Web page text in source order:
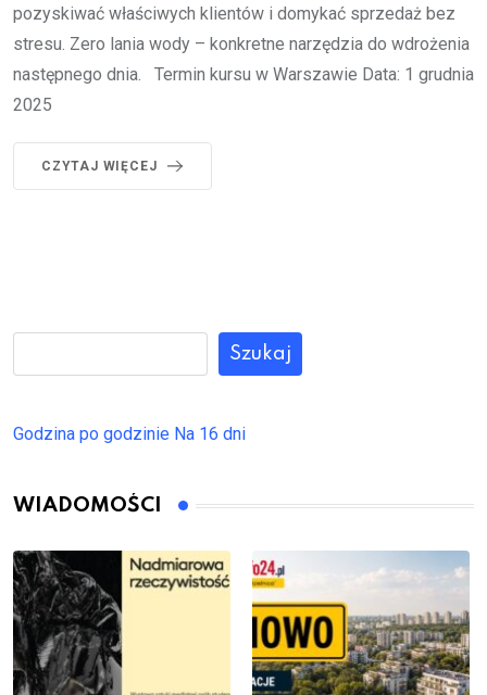
pozyskiwać właściwych klientów i domykać sprzedaż bez
stresu. Zero lania wody – konkretne narzędzia do wdrożenia
następnego dnia. Termin kursu w Warszawie Data: 1 grudnia
2025
CZYTAJ WIĘCEJ
Szukaj
Godzina po godzinie Na 16 dni
WIADOMOŚCI